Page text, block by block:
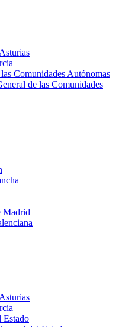
Comunidades Autónomas
de las Comunidades
Madrid
Estado